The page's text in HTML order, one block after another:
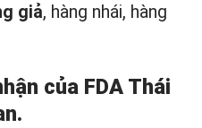
giả, hàng nhái, hàng
của FDA Thái